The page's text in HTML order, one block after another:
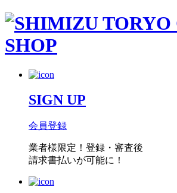
SIGN UP
会員登録
業者様限定！ 登録・審査後
請求書払いが可能に！